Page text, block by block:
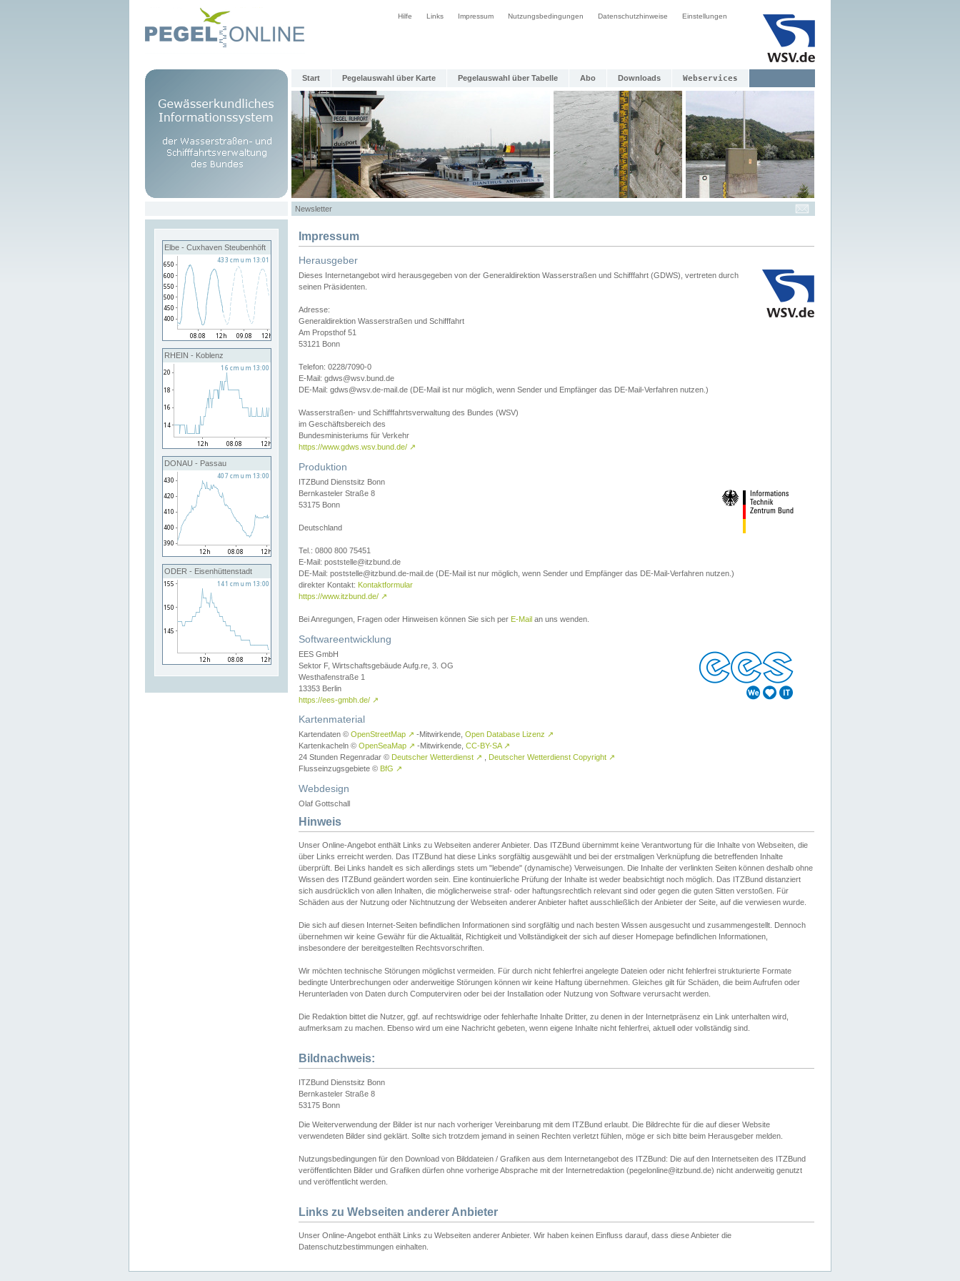
Hilfe Links Impressum Nutzungsbedingungen Datenschutzhinweise Einstellungen
Start Pegelauswahl über Karte Pegelauswahl über Tabelle Abo Downloads Webservices
Newsletter
Elbe - Cuxhaven Steubenhöft
RHEIN - Koblenz
DONAU - Passau
ODER - Eisenhüttenstadt
Impressum
Herausgeber
Dieses Internetangebot wird herausgegeben von der Generaldirektion Wasserstraßen und Schifffahrt (GDWS), vertreten durch
seinen Präsidenten.
Adresse:
Generaldirektion Wasserstraßen und Schifffahrt
Am Propsthof 51
53121 Bonn
Telefon: 0228/7090-0
E-Mail: gdws@wsv.bund.de
DE-Mail: gdws@wsv.de-mail.de (DE-Mail ist nur möglich, wenn Sender und Empfänger das DE-Mail-Verfahren nutzen.)
Wasserstraßen- und Schifffahrtsverwaltung des Bundes (WSV)
im Geschäftsbereich des
Bundesministeriums für Verkehr
https://www.gdws.wsv.bund.de/ ↗
Produktion
ITZBund Dienstsitz Bonn
Bernkasteler Straße 8
53175 Bonn
Deutschland
Tel.: 0800 800 75451
E-Mail: poststelle@itzbund.de
DE-Mail: poststelle@itzbund.de-mail.de (DE-Mail ist nur möglich, wenn Sender und Empfänger das DE-Mail-Verfahren nutzen.)
direkter Kontakt: Kontaktformular
https://www.itzbund.de/ ↗
Bei Anregungen, Fragen oder Hinweisen können Sie sich per E-Mail an uns wenden.
Softwareentwicklung
EES GmbH
Sektor F, Wirtschaftsgebäude Aufg.re, 3. OG
Westhafenstraße 1
13353 Berlin
https://ees-gmbh.de/ ↗
Kartenmaterial
Kartendaten © OpenStreetMap ↗ -Mitwirkende, Open Database Lizenz ↗
Kartenkacheln © OpenSeaMap ↗ -Mitwirkende, CC-BY-SA ↗
24 Stunden Regenradar © Deutscher Wetterdienst ↗ Deutscher Wetterdienst Copyright ↗
Flusseinzugsgebiete © BfG ↗
Webdesign
Olaf Gottschall
Hinweis
Unser Online-Angebot enthält Links zu Webseiten anderer Anbieter. Das ITZBund übernimmt keine Verantwortung für die Inhalte von Webseiten, die
über Links erreicht werden. Das ITZBund hat diese Links sorgfältig ausgewählt und bei der erstmaligen Verknüpfung die betreffenden Inhalte
überprüft. Bei Links handelt es sich allerdings stets um "lebende" (dynamische) Verweisungen. Die Inhalte der verlinkten Seiten können deshalb ohne
Wissen des ITZBund geändert worden sein. Eine kontinuierliche Prüfung der Inhalte ist weder beabsichtigt noch möglich. Das ITZBund distanziert
sich ausdrücklich von allen Inhalten, die möglicherweise straf- oder haftungsrechtlich relevant sind oder gegen die guten Sitten verstoßen. Für
Schäden aus der Nutzung oder Nichtnutzung der Webseiten anderer Anbieter haftet ausschließlich der Anbieter der Seite, auf die verwiesen wurde.
Die sich auf diesen Internet-Seiten befindlichen Informationen sind sorgfältig und nach besten Wissen ausgesucht und zusammengestellt. Dennoch
übernehmen wir keine Gewähr für die Aktualität, Richtigkeit und Vollständigkeit der sich auf dieser Homepage befindlichen Informationen,
insbesondere der bereitgestellten Rechtsvorschriften.
Wir möchten technische Störungen möglichst vermeiden. Für durch nicht fehlerfrei angelegte Dateien oder nicht fehlerfrei strukturierte Formate
bedingte Unterbrechungen oder anderweitige Störungen können wir keine Haftung übernehmen. Gleiches gilt für Schäden, die beim Aufrufen oder
Herunterladen von Daten durch Computerviren oder bei der Installation oder Nutzung von Software verursacht werden.
Die Redaktion bittet die Nutzer, ggf. auf rechtswidrige oder fehlerhafte Inhalte Dritter, zu denen in der Internetpräsenz ein Link unterhalten wird,
aufmerksam zu machen. Ebenso wird um eine Nachricht gebeten, wenn eigene Inhalte nicht fehlerfrei, aktuell oder vollständig sind.
Bildnachweis:
ITZBund Dienstsitz Bonn
Bernkasteler Straße 8
53175 Bonn
Die Weiterverwendung der Bilder ist nur nach vorheriger Vereinbarung mit dem ITZBund erlaubt. Die Bildrechte für die auf dieser Website
verwendeten Bilder sind geklärt. Sollte sich trotzdem jemand in seinen Rechten verletzt fühlen, möge er sich bitte beim Herausgeber melden.
Nutzungsbedingungen für den Download von Bilddateien / Grafiken aus dem Internetangebot des ITZBund: Die auf den Internetseiten des ITZBund
veröffentlichten Bilder und Grafiken dürfen ohne vorherige Absprache mit der Internetredaktion (pegelonline@itzbund.de) nicht anderweitig genutzt
und veröffentlicht werden.
Links zu Webseiten anderer Anbieter
Unser Online-Angebot enthält Links zu Webseiten anderer Anbieter. Wir haben keinen Einfluss darauf, dass diese Anbieter die
Datenschutzbestimmungen einhalten.